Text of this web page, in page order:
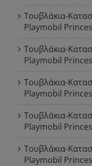
Τουβλάκια-
Playmobil
Τουβλάκια-
Playmobil
Τουβλάκια-
Playmobil
Τουβλάκια-
Playmobil
Τουβλάκια-
Playmobil